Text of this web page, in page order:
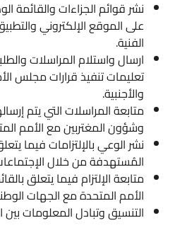
نشر قوائم الجزاءات والقائمة
على الموقع الإلكتروني
الفنية.
ارسال واستلام المراسلات
تعليمات تنفيذ قرارات مجلس
والأجنبية.
متابعة المراسلات التي يتم
وشؤون المغتربين مع الأمم
نشر الوعي بالإلتزامات فيما
المُستهدفة من خلال
متابعة الإلتزام فيما يتعلق
الأمم المتحدة مع الجهات
التنسيق وتبادل المعلومات